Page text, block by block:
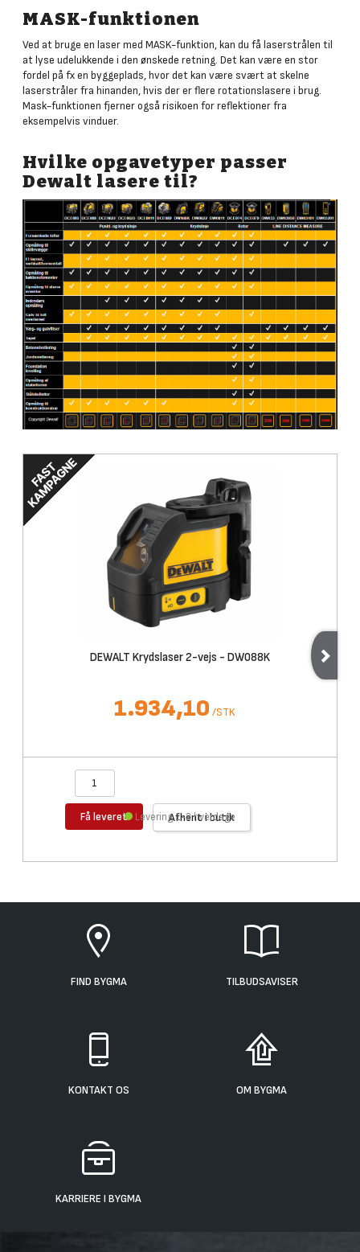
MASK-funktionen
Ved at bruge en laser med MASK-funktion, kan du få laserstrålen til
at lyse udelukkende i den ønskede retning. Det kan være en stor
fordel på fx en byggeplads, hvor det kan være svært at skelne
laserstråler fra hinanden, hvis der er flere rotationslasere i brug.
Mask-funktionen fjerner også risikoen for reflektioner fra
eksempelvis vinduer.
Hvilke opgavetyper passer
Dewalt lasere til?
DEWALT Krydslaser 2-vejs - DW088K
1.934,10 /STK
Få leveret Afhent i butik
Levering 1-2 hverdage
FIND BYGMA TILBUDSAVISER
KONTAKT OS OM BYGMA
KARRIERE I BYGMA